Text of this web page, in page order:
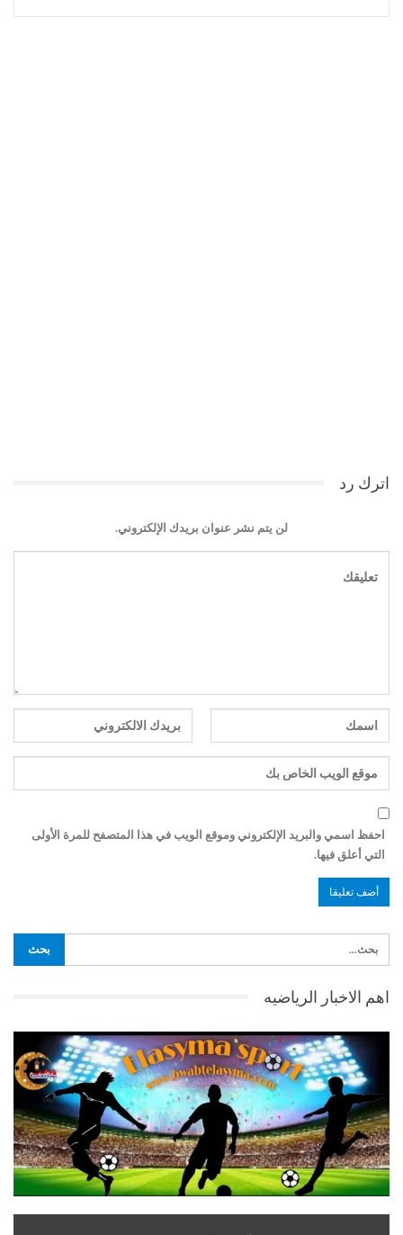
اترك رد
لن يتم نشر عنوان بريدك الإلكتروني.
احفظ اسمي والبريد الإلكتروني وموقع الويب في هذا المتصفح للمرة الأولى
التي أعلق فيها.
اهم الاخبار الرياضيه